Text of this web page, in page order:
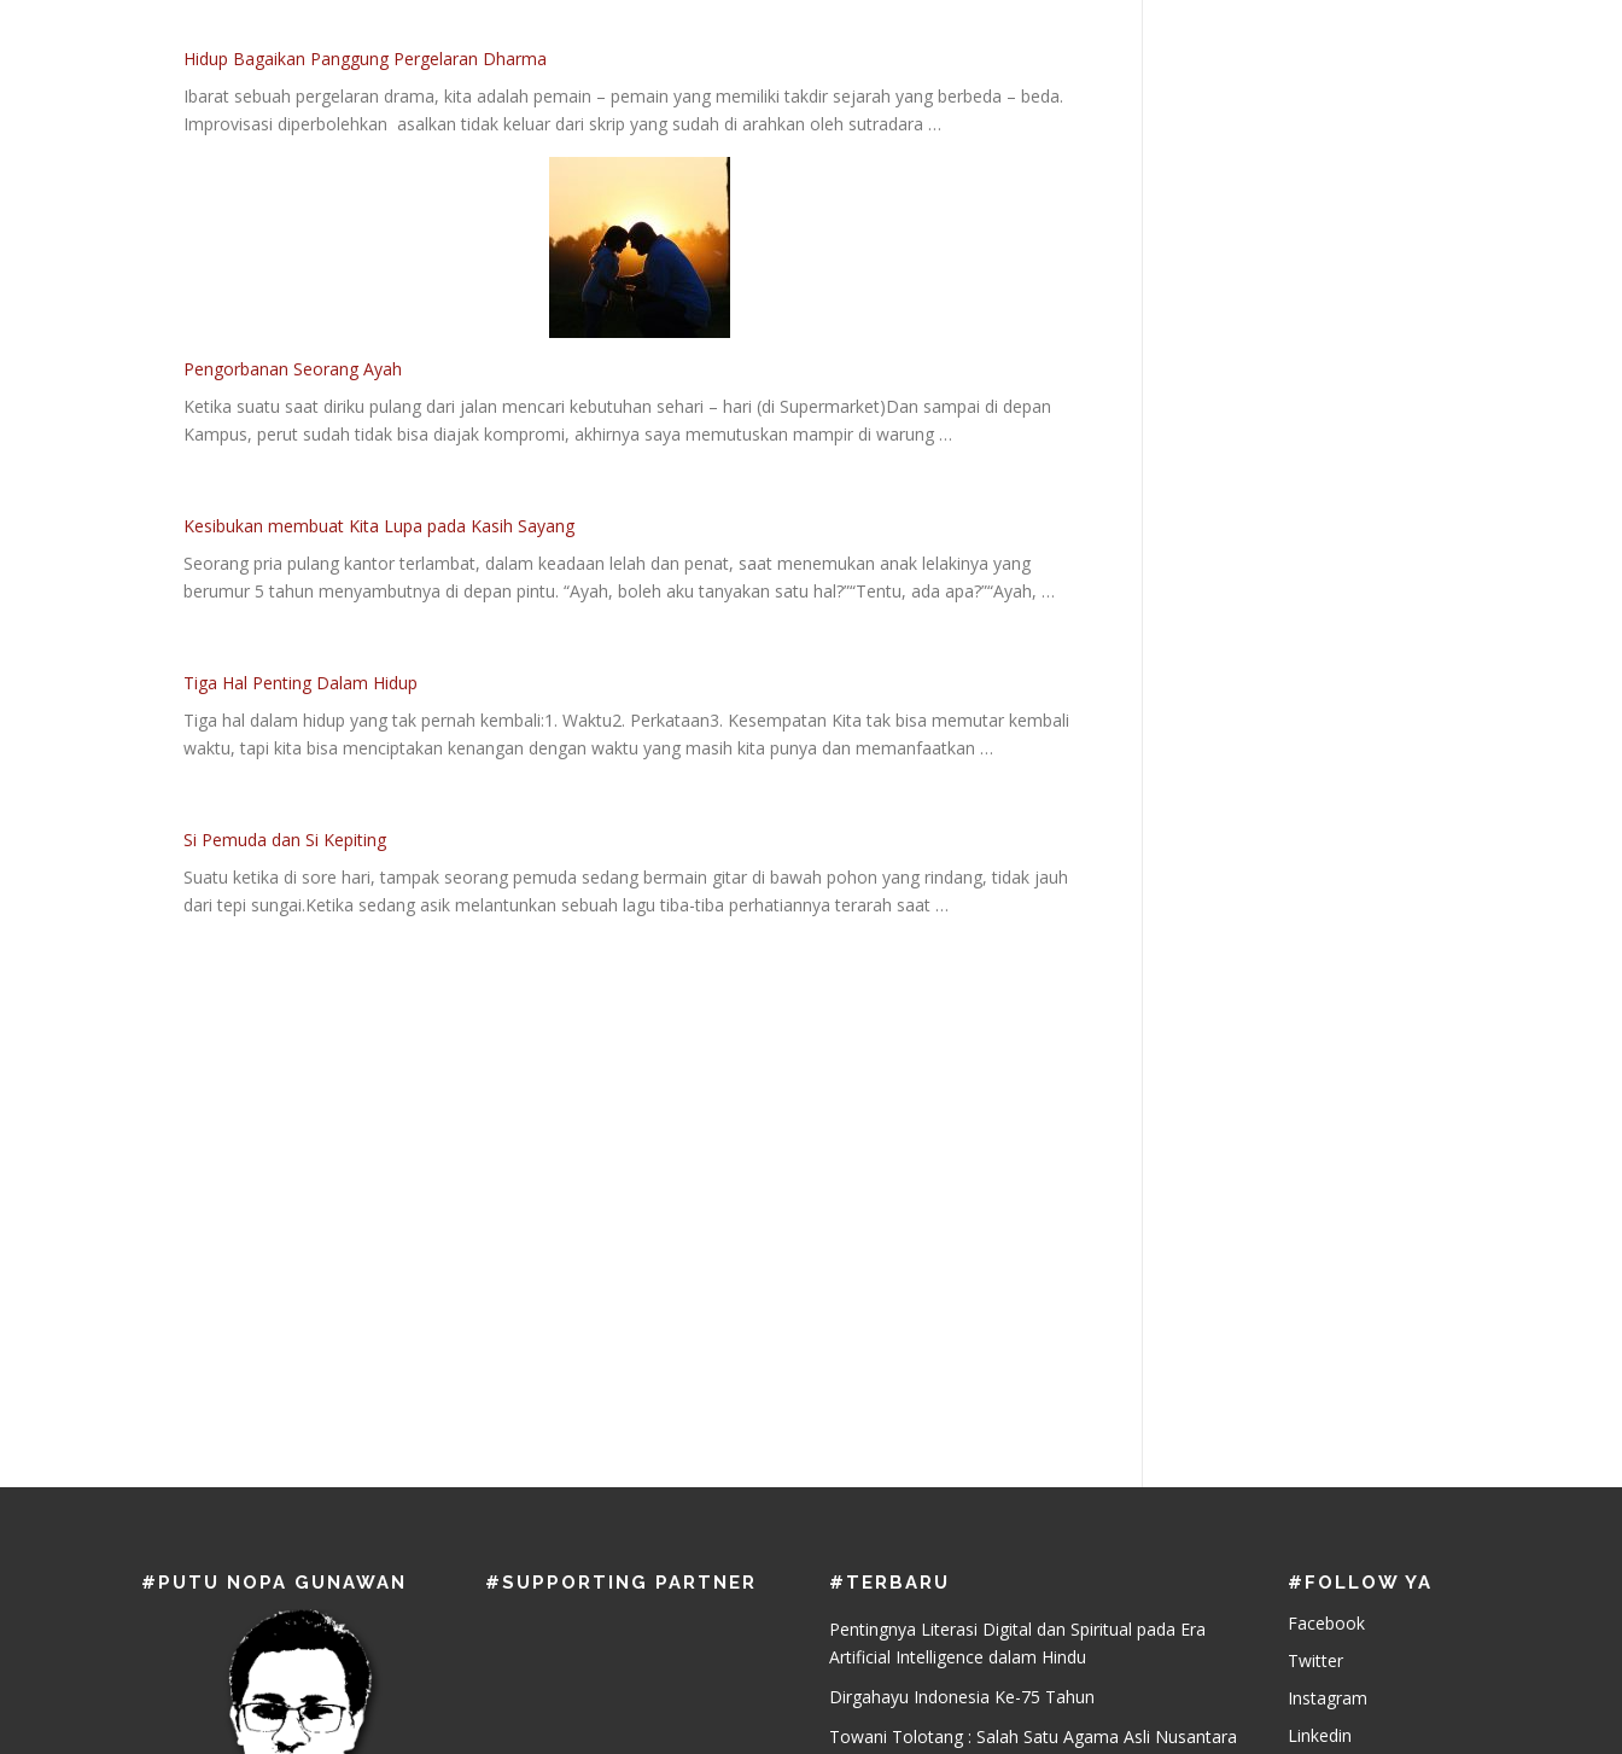
Hidup Bagaikan Panggung Pergelaran Dharma
Ibarat sebuah pergelaran drama, kita adalah pemain – pemain yang memiliki takdir sejarah yang berbeda – beda.
Improvisasi diperbolehkan asalkan tidak keluar dari skrip yang sudah di arahkan oleh sutradara …
Pengorbanan Seorang Ayah
Ketika suatu saat diriku pulang dari jalan mencari kebutuhan sehari – hari (di Supermarket)Dan sampai di depan
Kampus, perut sudah tidak bisa diajak kompromi, akhirnya saya memutuskan mampir di warung …
Kesibukan membuat Kita Lupa pada Kasih Sayang
Seorang pria pulang kantor terlambat, dalam keadaan lelah dan penat, saat menemukan anak lelakinya yang
berumur 5 tahun menyambutnya di depan pintu. “Ayah, boleh aku tanyakan satu hal?”“Tentu, ada apa?”“Ayah, …
Tiga Hal Penting Dalam Hidup
Tiga hal dalam hidup yang tak pernah kembali:1. Waktu2. Perkataan3. Kesempatan Kita tak bisa memutar kembali
waktu, tapi kita bisa menciptakan kenangan dengan waktu yang masih kita punya dan memanfaatkan …
Si Pemuda dan Si Kepiting
Suatu ketika di sore hari, tampak seorang pemuda sedang bermain gitar di bawah pohon yang rindang, tidak jauh
dari tepi sungai.Ketika sedang asik melantunkan sebuah lagu tiba-tiba perhatiannya terarah saat …
#PUTU NOPA GUNAWAN #SUPPORTING PARTNER #TERBARU
Pentingnya Literasi Digital dan Spiritual pada Era
Artificial Intelligence dalam Hindu
Dirgahayu Indonesia Ke-75 Tahun
Towani Tolotang : Salah Satu Agama Asli Nusantara
#FOLLOW YA
Facebook
Twitter
Instagram
Linkedin